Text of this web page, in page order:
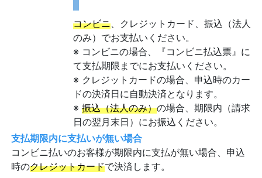
コンビニ、クレジットカード、振込（法人
のみ）でお支払いください。
※ コンビニの場合、『コンビニ払込票』に
て支払期限までにお支払いください。
※ クレジットカードの場合、申込時のカー
ドの決済日に自動決済となります。
※ 振込（法人のみ）の場合、期限内（請求
日の翌月末日）にお振込ください。
支払期限内に支払いが無い場合
コンビニ払いのお客様が期限内に支払が無い場合、申込
時のクレジットカードで決済します。